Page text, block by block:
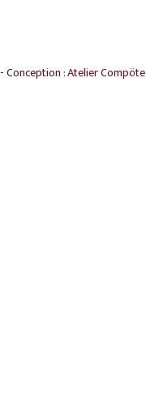
- Conception :Atelier Compöte